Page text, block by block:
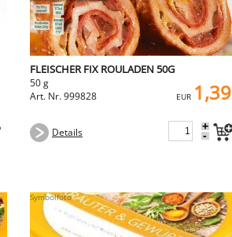
FLEISCHER FIX ROULADEN 50G
50 g
Art. Nr. 999828
EUR 1,39
Details +
-